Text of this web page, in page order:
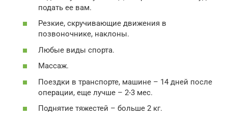
подать ее вам.
Резкие, скручивающие движения в
позвоночнике, наклоны.
Любые виды спорта.
Массаж.
Поездки в транспорте, машине – 14 дней после
операции, еще лучше – 2-3 мес.
Поднятие тяжестей – больше 2 кг.